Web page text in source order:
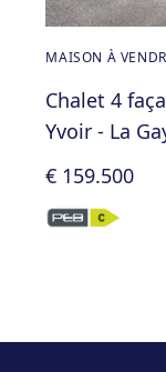
MAISON À
Chalet 4
Yvoir - La
€ 159.500